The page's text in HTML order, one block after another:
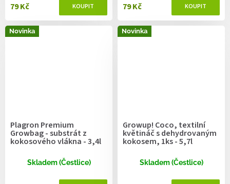
79 Kč 79 Kč
Novinka
Plagron Premium
Growbag - substrát z
kokosového vlákna - 3,4l
Skladem (Čestlice)
Novinka
Growup! Coco, textilní
květináč s dehydrovaným
kokosem, 1ks - 5,7l
Skladem (Čestlice)